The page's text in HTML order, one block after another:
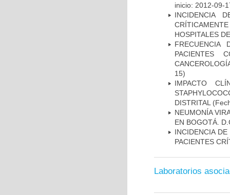
inicio: 2012-09-
INCIDENCIA
HOSPITALES
FRECUENCIA
PACIENTES
15)
IMPACTO
DISTRITAL
NEUMONÍA
EN BOGOTÁ.
INCIDENCIA
PACIENTES
Laboratorios